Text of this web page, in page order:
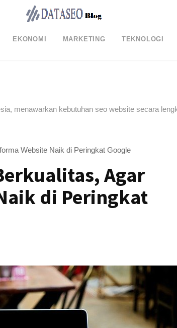
EKONOMI MARKETING TEKNOLOGI
menawarkan kebutuhan seo website secara
Website Naik di Peringkat Google
Agar
di Peringkat